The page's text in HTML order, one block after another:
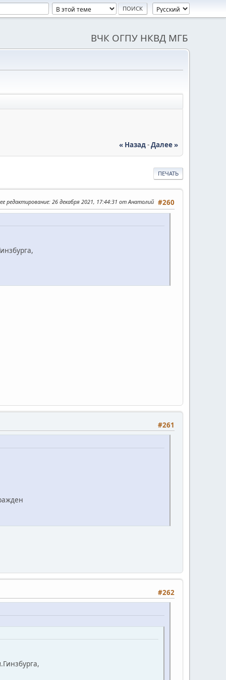
ВЧК ОГПУ НКВД МГБ
« Назад-Далее »
ПЕЧАТЬ
#260
редактирование: 26 декабря 2021, 17:44:31 от Анатолий
#261
#262